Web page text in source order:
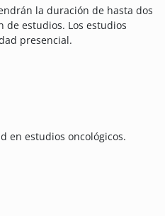
la duración de hasta dos
de estudios. Los estudios
presencial.
en estudios oncológicos.